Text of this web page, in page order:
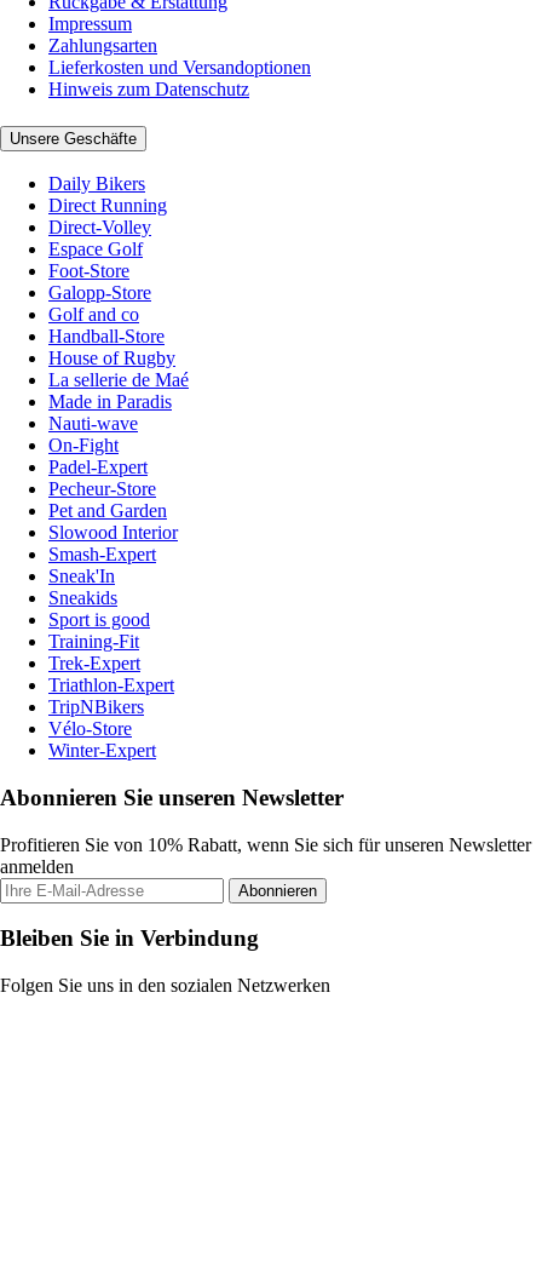
Impressum
Zahlungsarten
Lieferkosten und Versandoptionen
Hinweis zum Datenschutz
Unsere Geschäfte
Daily Bikers
Direct Running
Direct-Volley
Espace Golf
Foot-Store
Galopp-Store
Golf and co
Handball-Store
House of Rugby
La sellerie de Maé
Made in Paradis
Nauti-wave
On-Fight
Padel-Expert
Pecheur-Store
Pet and Garden
Slowood Interior
Smash-Expert
Sneak'In
Sneakids
Sport is good
Training-Fit
Trek-Expert
Triathlon-Expert
TripNBikers
Vélo-Store
Winter-Expert
Abonnieren Sie unseren Newsletter
Profitieren Sie von 10% Rabatt, wenn Sie sich für unseren Newsletter
anmelden
Abonnieren
Bleiben Sie in Verbindung
Folgen Sie uns in den sozialen Netzwerken